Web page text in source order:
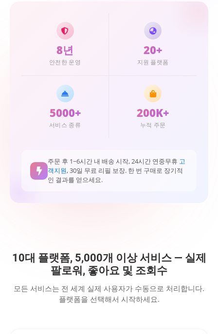
8년
안전한 운영
20+
지원 플랫폼
5000+
서비스 종류
200K+
누적 주문
주문 후 1~6시간 내 배송 시작, 24시간 연중무휴 고
객지원, 30일 무료 리필 보장. 한 번 구매로 장기적
인 결과를 얻으세요.
10대 플랫폼, 5,000개 이상 서비스 — 실제
팔로워, 좋아요 및 조회수
모든 서비스는 전 세계 실제 사용자가 수동으로 처리합니다.
플랫폼을 선택해서 시작하세요.